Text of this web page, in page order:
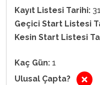
Kayıt Listesi Tarihi:
Geçici Start Listesi
Kesin Start Listesi
Kaç Gün: 1
Ulusal Çapta?